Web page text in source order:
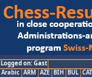
Logged on: Gast
Arabic ARM AZE BIH BUL CAT